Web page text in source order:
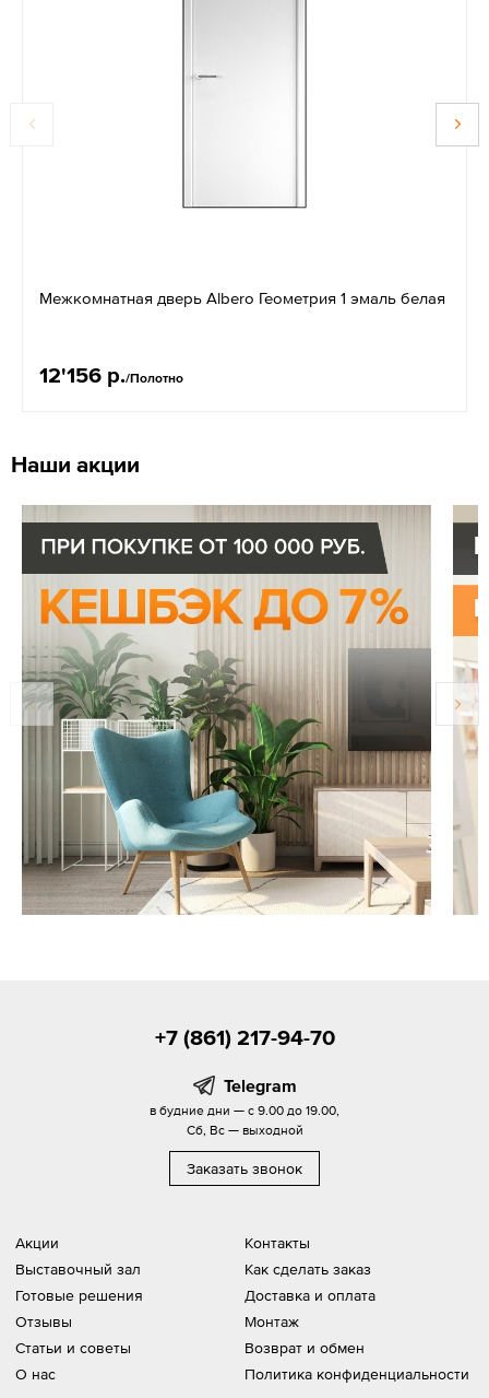
Межкомнатная дверь Albero Геометрия 1 эмаль белая
12'156 р./Полотно
Наши акции
Акции
Выставочный зал
Готовые решения
Отзывы
Статьи и советы
О нас
Контакты
Как сделать заказ
Доставка и оплата
Монтаж
Возврат и обмен
Политика конфиденциальности
+7 (861) 217-94-70
Telegram
в будние дни — с 9.00 до 19.00,
Сб, Вс — выходной
Заказать звонок